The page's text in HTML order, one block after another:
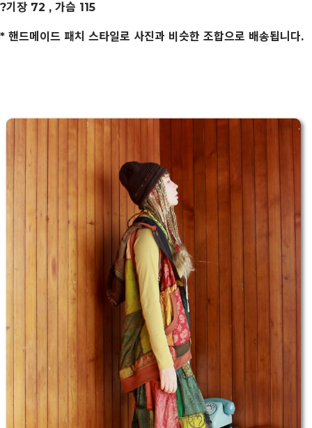
?기장 72 , 가슴 115
* 핸드메이드 패치 스타일로 사진과 비슷한 조합으로 배송됩니다.